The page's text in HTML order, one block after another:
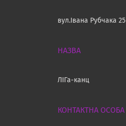
вул.Івана Рубчака
ЛІГа-канц